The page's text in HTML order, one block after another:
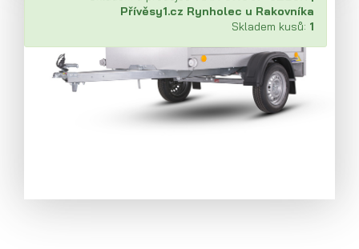
Přívěsy s koly vedle ložné plochy
(překližkové a hliníkové bočnice)
Přívěsy1.cz Rynholec u Rakovníka
Skladem kusů: 1